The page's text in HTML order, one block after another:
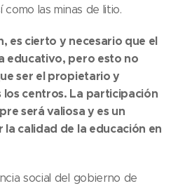
las minas de litio.
es cierto y necesario que el
educativo, pero esto no
ser el propietario y
centros. La participación
será valiosa y es un
calidad de la educación en
social del gobierno de